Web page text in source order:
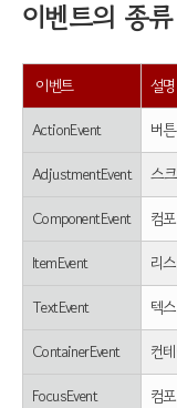
이벤트의 종
이벤트
설명
ActionEvent
버
AdjustmentEvent
스
ComponentEvent
컴
ItemEvent
리
TextEvent
텍
ContainerEvent
컨
FocusEvent
컴